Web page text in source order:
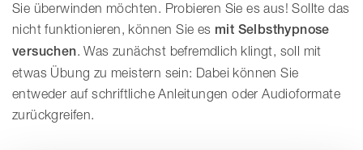
Sie überwinden möchten. Probieren Sie es aus! Sollte das
nicht funktionieren, können Sie es mit Selbsthypnose
versuchen. Was zunächst befremdlich klingt, soll mit
etwas Übung zu meistern sein: Dabei können Sie
entweder auf schriftliche Anleitungen oder Audioformate
zurückgreifen.